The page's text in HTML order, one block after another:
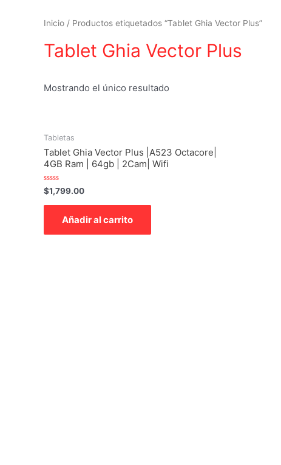
Inicio / Productos etiquetados “Tablet Ghia Vector Plus”
Tablet Ghia Vector Plus
Mostrando el único resultado
Tabletas
Tablet Ghia Vector Plus |A523 Octacore|
4GB Ram | 64gb | 2Cam| Wifi
Valorado
con
0
$1,799.00
Añadir al carrito